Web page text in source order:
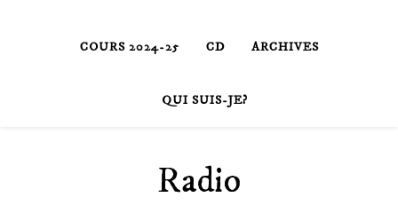
COURS 2024-25 CD ARCHIVES
QUI SUIS-JE?
Radio